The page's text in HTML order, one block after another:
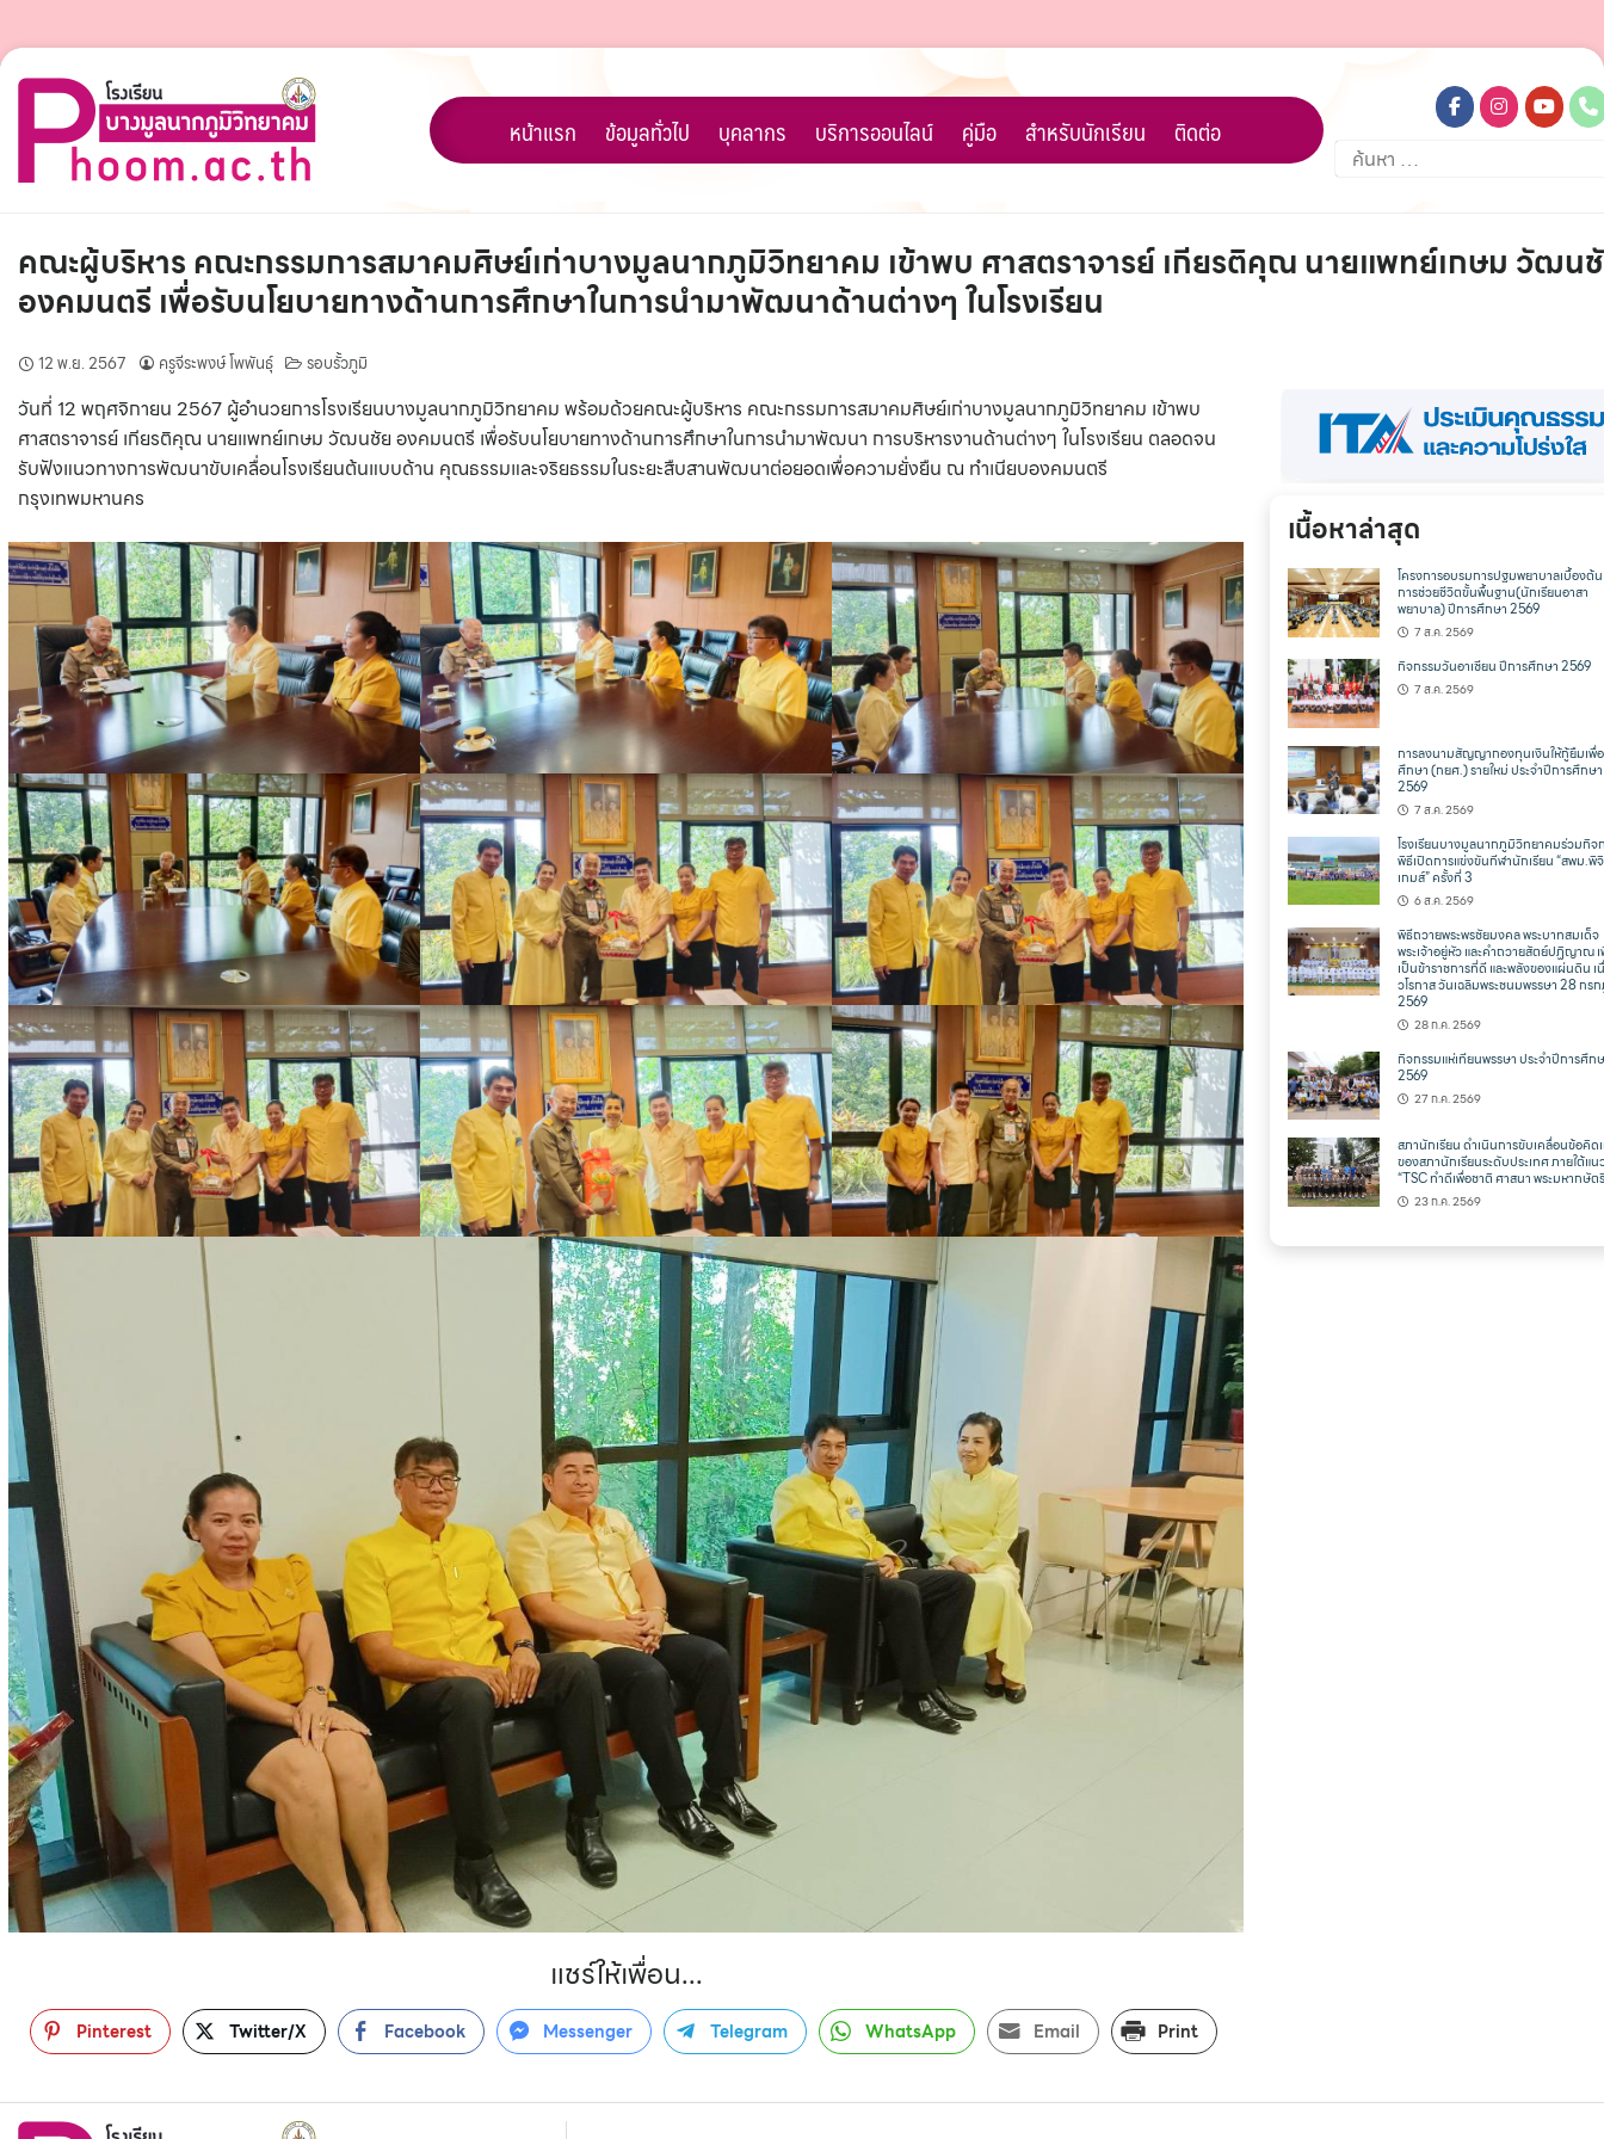
Skip
content
หน้าแรก ข้อมูลทั่วไป บุคลากร บริการออนไลน์ คู่มือ สำหรับนักเรียน ติดต่อ
ค้นหา
สำหรับ:
คณะผู้บริหาร คณะกรรมการสมาคมศิษย์เก่าบางมูลนากภูมิวิทยาคม เข้าพบ ศาสตราจารย์ เกียรติคุณ นายแพทย์เกษม วัฒน
องคมนตรี เพื่อรับนโยบายทางด้านการศึกษาในการนำมาพัฒนาด้านต่างๆ ในโรงเรียน
12 พ.ย. 2567 ครูจีระพงษ์ โพพันธุ์ รอบรั้วภูมิ
วันที่ 12 พฤศจิกายน 2567 ผู้อำนวยการโรงเรียนบางมูลนากภูมิวิทยาคม พร้อมด้วยคณะผู้บริหาร คณะกรรมการสมาคมศิษย์เก่าบางมูลนากภูมิวิทยาคม เข้าพบ
ศาสตราจารย์ เกียรติคุณ นายแพทย์เกษม วัฒนชัย องคมนตรี เพื่อรับนโยบายทางด้านการศึกษาในการนำมาพัฒนา การบริหารงานด้านต่างๆ ในโรงเรียน ตลอดจน
รับฟังแนวทางการพัฒนาขับเคลื่อนโรงเรียนต้นแบบด้าน คุณธรรมและจริยธรรมในระยะสืบสานพัฒนาต่อยอดเพื่อความยั่งยืน ณ ทำเนียบองคมนตรี
กรุงเทพมหานคร
แชร์ให้เพื่อน...
Pinterest Twitter/X Facebook Messenger Telegram WhatsApp Email Print
เนื้อหาล่าสุด
โครงการอบรมการปฐมพยาบาลเบื้องต้น
การช่วยชีวิตขั้นพื้นฐาน(นักเรียนอาสา
พยาบาล) ปีการศึกษา 2569
7 ส.ค. 2569
กิจกรรมวันอาเซียน ปีการศึกษา 2569
7 ส.ค. 2569
การลงนามสัญญากองทุนเงินให้กู้ยืมเพื่
ศึกษา (กยศ.) รายใหม่ ประจำปีการศึกษา
2569
7 ส.ค. 2569
โรงเรียนบางมูลนากภูมิวิทยาคมร่วมกิจ
พิธีเปิดการแข่งขันกีฬานักเรียน “สพม.พิ
เกมส์” ครั้งที่ 3
6 ส.ค. 2569
พิธีถวายพระพรชัยมงคล พระบาทสมเด็จ
พระเจ้าอยู่หัว และคำถวายสัตย์ปฏิญาณ
เป็นข้าราชการที่ดี และพลังของแผ่นดิน เ
วโรกาส วันเฉลิมพระชนมพรรษา 28 กร
2569
28 ก.ค. 2569
กิจกรรมแห่เทียนพรรษา ประจำปีการศึก
2569
27 ก.ค. 2569
สภานักเรียน ดำเนินการขับเคลื่อนข้อคิด
ของสภานักเรียนระดับประเทศ ภายใต้แ
“TSC ทำดีเพื่อชาติ ศาสนา พระมหากษัต
23 ก.ค. 2569